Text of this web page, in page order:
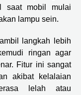
saat mobil mulai
lampu sein.
langkah lebih
ringan agar
Fitur ini sangat
akibat kelalaian
lelah atau